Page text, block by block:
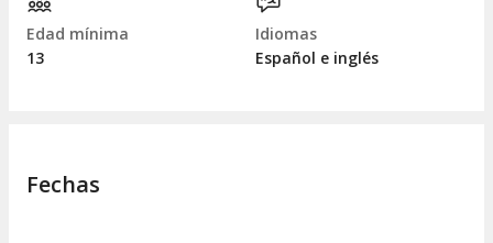
Edad mínima
13
Idiomas
Español e inglés
Fechas